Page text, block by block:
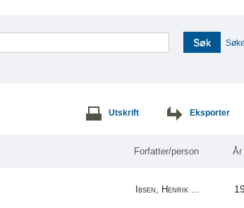
Søk
Utskrift Eksporter
Forfatter/person År
Ibsen, Henrik ...